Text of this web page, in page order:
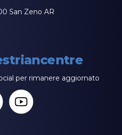
San Zeno AR
per rimanere aggiornato